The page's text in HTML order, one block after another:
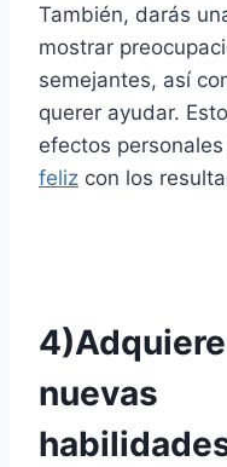
También, darás
mostrar
semejantes, así
querer ayudar.
efectos
feliz con los
4)Adquiere
nuevas